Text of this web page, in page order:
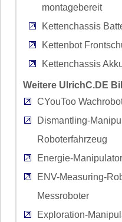
montagebereit
Kettenchassis
Kettenbot
Kettenchassis
Weitere UlrichC.DE
CYouToo
Dismantling-
Roboterfahrzeug
Energie-
ENV-Measuring-
Messroboter
Exploration-